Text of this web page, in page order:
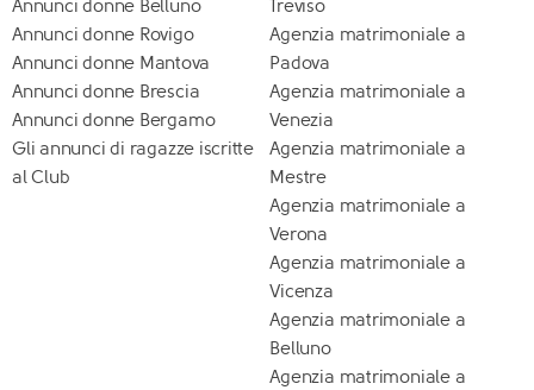
Annunci donne Belluno
Annunci donne Rovigo
Annunci donne Mantova
Annunci donne Brescia
Annunci donne Bergamo
Gli annunci di ragazze iscritte
al Club
Treviso
Agenzia matrimoniale a
Padova
Agenzia matrimoniale a
Venezia
Agenzia matrimoniale a
Mestre
Agenzia matrimoniale a
Verona
Agenzia matrimoniale a
Vicenza
Agenzia matrimoniale a
Belluno
Agenzia matrimoniale a